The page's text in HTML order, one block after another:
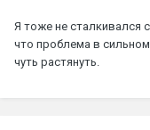
Я тоже не сталкивался
что проблема в
чуть растянуть.